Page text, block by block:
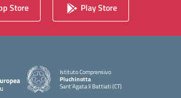
Store Play Store
Istituto Comprensivo
Pluchinotta
Sant'Agata li Battiati (CT)
— Visita la pagina iniziale della scuola